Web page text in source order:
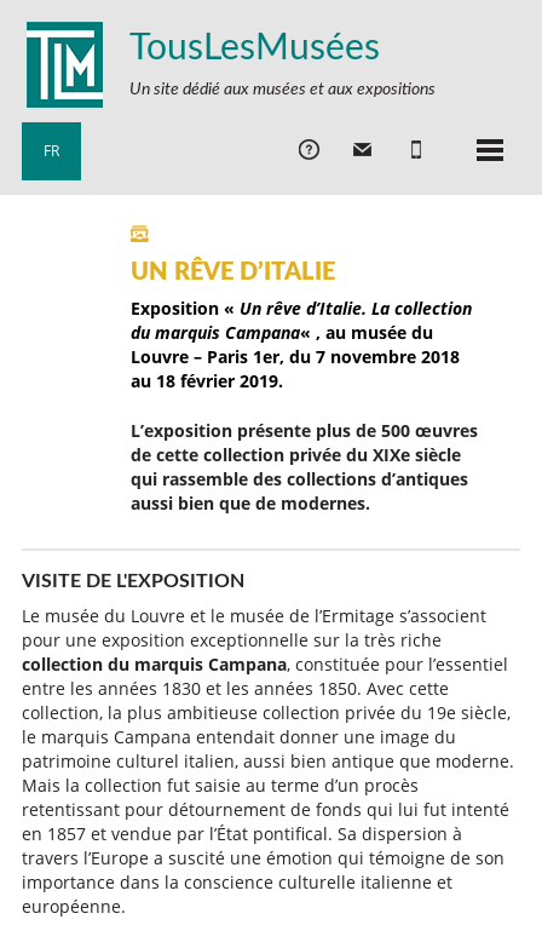
TousLesMusées
Un site dédié aux musées et aux expositions
FR
UN RÊVE D’ITALIE
Exposition « Un rêve d’Italie. La collection
du marquis Campana« , au musée du
Louvre – Paris 1er, du 7 novembre 2018
au 18 février 2019.
L’exposition présente plus de 500 œuvres
de cette collection privée du XIXe siècle
qui rassemble des collections d’antiques
aussi bien que de modernes.
VISITE DE L'EXPOSITION
Le musée du Louvre et le musée de l’Ermitage s’associent
pour une exposition exceptionnelle sur la très riche
collection du marquis Campana, constituée pour l’essentiel
entre les années 1830 et les années 1850. Avec cette
collection, la plus ambitieuse collection privée du 19e siècle,
le marquis Campana entendait donner une image du
patrimoine culturel italien, aussi bien antique que moderne.
Mais la collection fut saisie au terme d’un procès
retentissant pour détournement de fonds qui lui fut intenté
en 1857 et vendue par l’État pontifical. Sa dispersion à
travers l’Europe a suscité une émotion qui témoigne de son
importance dans la conscience culturelle italienne et
européenne.